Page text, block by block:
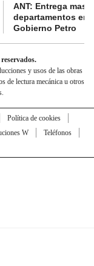
ANT: Entrega
departamentos en
Gobierno Petro
y usos de las obras
de lectura mecánica u otros
Política de cookies
W
Teléfonos